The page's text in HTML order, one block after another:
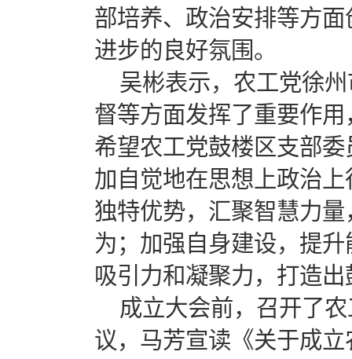
部培养、政治安排等方
进步的良好氛围。
吴彬表示，农工党徐
督等方面发挥了重要作
希望农工党鼓楼区支部
加自觉地在思想上政治
独特优势，汇聚智慧力
为；加强自身建设，提
吸引力和凝聚力，打造
成立大会前，召开了
议，马芳宣读《关于成